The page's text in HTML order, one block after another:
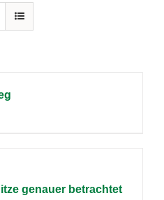
genauer betrachtet